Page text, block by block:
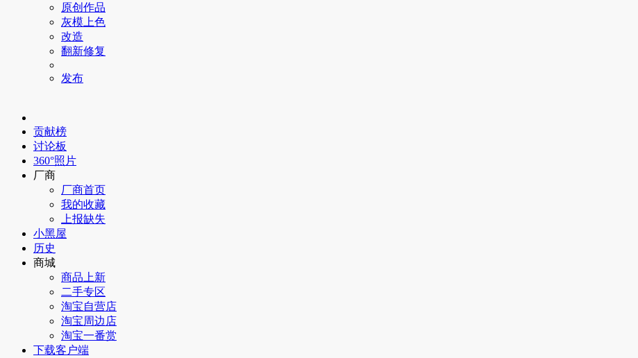
原创作品
灰模上色
改造
翻新修复
发布
贡献榜
讨论板
360°照片
厂商
厂商首页
我的收藏
上报缺失
小黑屋
历史
商城
商品上新
二手专区
淘宝自营店
淘宝周边店
淘宝一番赏
下载客户端